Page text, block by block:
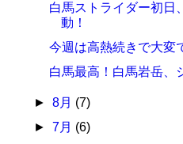
白馬ストライダー初日
動！
今週は高熱続きで大変
白馬最高！白馬岩岳、
► 8月 (7)
► 7月 (6)